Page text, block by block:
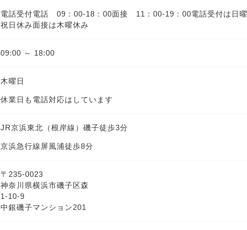
電話受付電話 09：00-18：00面接 11：00-19：00電話受付は日曜
祝日休み面接は木曜休み
09:00 ～ 18:00
木曜日
休業日も電話対応はしています
JR京浜東北（根岸線）磯子徒歩3分
京浜急行線屏風浦徒歩8分
〒235-0023
神奈川県横浜市磯子区森
1-10-9
中銀磯子マンション201